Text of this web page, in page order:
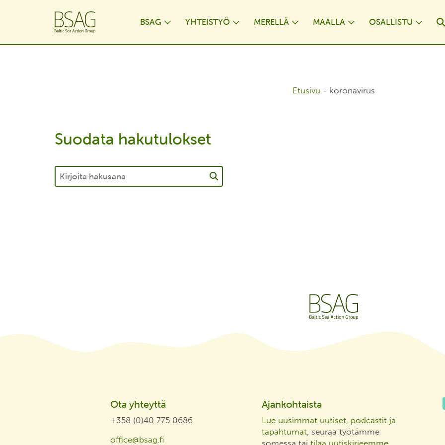
BSAG YHTEISTYÖ MERELLÄ MAALLA OSALLISTU
Etusivu - koronavirus
Suodata hakutulokset
Ota yhteyttä
+358 (0)40 775 0686
office@bsag.fi
Ajankohtaista
Lue uusimmat uutiset, podcastit ja
tapahtumat , seuraa työtämme
somessa taitilaa uutiskirjeemme